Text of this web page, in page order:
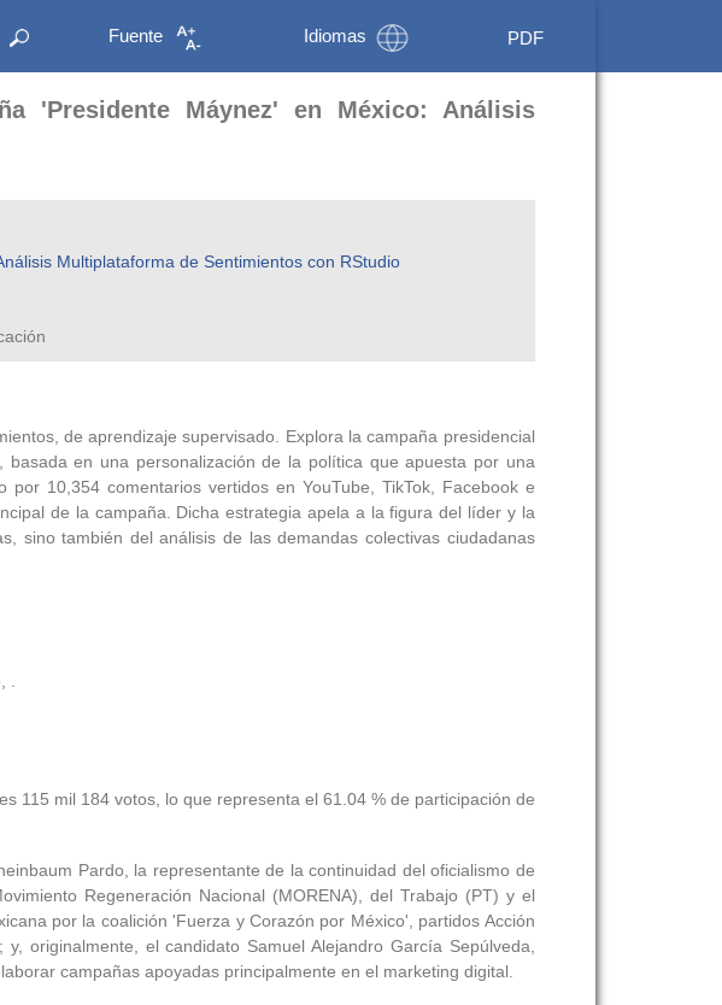
Fuente Idiomas PDF
'Presidente Máynez' en México: Análisis
Multiplataforma de Sentimientos con RStudio
de aprendizaje supervisado. Explora la campaña presidencial
en una personalización de la política que apuesta por una
10,354 comentarios vertidos en YouTube, TikTok, Facebook e
de la campaña. Dicha estrategia apela a la figura del líder y la
sino también del análisis de las demandas colectivas ciudadanas
.
115 mil 184 votos, lo que representa el 61.04 % de participación de
Pardo, la representante de la continuidad del oficialismo de
Regeneración Nacional (MORENA), del Trabajo (PT) y el
por la coalición 'Fuerza y Corazón por México', partidos Acción
originalmente, el candidato Samuel Alejandro García Sepúlveda,
campañas apoyadas principalmente en el marketing digital.